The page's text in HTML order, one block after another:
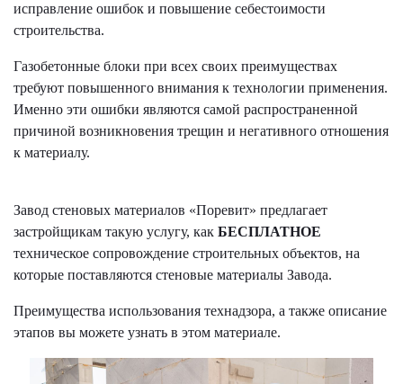
исправление ошибок и повышение себестоимости
строительства.
Газобетонные блоки при всех своих преимуществах
требуют повышенного внимания к технологии применения.
Именно эти ошибки являются самой распространенной
причиной возникновения трещин и негативного отношения
к материалу.
Завод стеновых материалов «Поревит» предлагает
застройщикам такую услугу, как БЕСПЛАТНОЕ
техническое сопровождение строительных объектов, на
которые поставляются стеновые материалы Завода.
Преимущества использования технадзора, а также описание
этапов вы можете узнать в этом материале.